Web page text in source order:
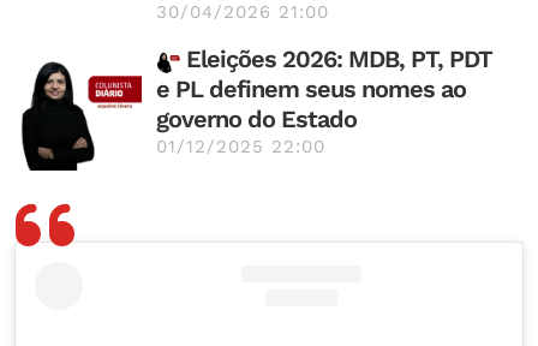
30/04/2026 21:00
Eleições 2026: MDB, PT, PDT
e PL definem seus nomes ao
governo do Estado
01/12/2025 22:00